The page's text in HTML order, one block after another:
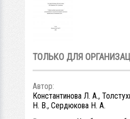
ТОЛЬКО ДЛЯ
Автор:
Константинова Л. А.,
Н. В., Сердюкова Н. А.